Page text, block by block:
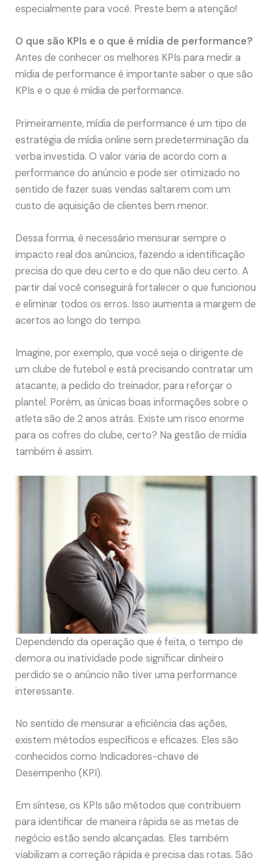
especialmente para você. Preste bem a atenção!
O que são KPIs e o que é mídia de performance?
Antes de conhecer os melhores KPIs para medir a
mídia de performance é importante saber o que são
KPIs e o que é mídia de performance.
Primeiramente, mídia de performance é um tipo de
estratégia de mídia online sem predeterminação da
verba investida. O valor varia de acordo com a
performance do anúncio e pode ser otimizado no
sentido de fazer suas vendas saltarem com um
custo de aquisição de clientes bem menor.
Dessa forma, é necessário mensurar sempre o
impacto real dos anúncios, fazendo a identificação
precisa do que deu certo e do que não deu certo. A
partir daí você conseguirá fortalecer o que funcionou
e eliminar todos os erros. Isso aumenta a margem de
acertos ao longo do tempo.
Imagine, por exemplo, que você seja o dirigente de
um clube de futebol e está precisando contratar um
atacante, a pedido do treinador, para reforçar o
plantel. Porém, as únicas boas informações sobre o
atleta são de 2 anos atrás. Existe um risco enorme
para os cofres do clube, certo? Na gestão de mídia
também é assim.
Dependendo da operação que é feita, o tempo de
demora ou inatividade pode significar dinheiro
perdido se o anúncio não tiver uma performance
interessante.
No sentido de mensurar a eficiência das ações,
existem métodos específicos e eficazes. Eles são
conhecidos como Indicadores-chave de
Desempenho (KPI).
Em síntese, os KPIs são métodos que contribuem
para identificar de maneira rápida se as metas de
negócio estão sendo alcançadas. Eles também
viabilizam a correção rápida e precisa das rotas. São